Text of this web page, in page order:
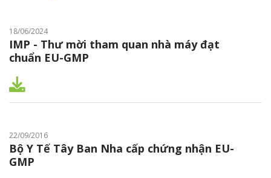
18/06/2024
IMP - Thư mời tham quan nhà máy đạt
chuẩn EU-GMP
22/09/2016
Bộ Y Tế Tây Ban Nha cấp chứng nhận EU-
GMP